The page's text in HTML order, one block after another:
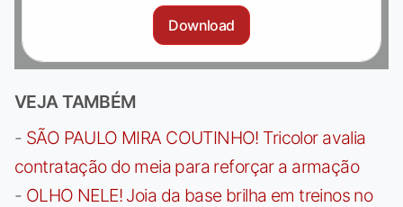
Download
VEJA TAMBÉM
- SÃO PAULO MIRA COUTINHO! Tricolor avalia
contratação do meia para reforçar a armação
- OLHO NELE! Joia da base brilha em treinos no